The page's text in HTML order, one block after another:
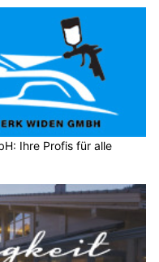
Ihre Profis für alle